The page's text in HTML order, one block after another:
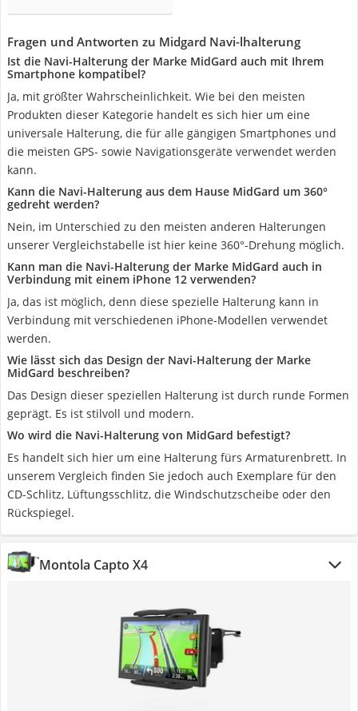
Fragen und Antworten zu Midgard Navi-lhalterung
Ist die Navi-Halterung der Marke MidGard auch mit Ihrem
Smartphone kompatibel?
Ja, mit größter Wahrscheinlichkeit. Wie bei den meisten
Produkten dieser Kategorie handelt es sich hier um eine
universale Halterung, die für alle gängigen Smartphones und
die meisten GPS- sowie Navigationsgeräte verwendet werden
kann.
Kann die Navi-Halterung aus dem Hause MidGard um 360°
gedreht werden?
Nein, im Unterschied zu den meisten anderen Halterungen
unserer Vergleichstabelle ist hier keine 360°-Drehung möglich.
Kann man die Navi-Halterung der Marke MidGard auch in
Verbindung mit einem iPhone 12 verwenden?
Ja, das ist möglich, denn diese spezielle Halterung kann in
Verbindung mit verschiedenen iPhone-Modellen verwendet
werden.
Wie lässt sich das Design der Navi-Halterung der Marke
MidGard beschreiben?
Das Design dieser speziellen Halterung ist durch runde Formen
geprägt. Es ist stilvoll und modern.
Wo wird die Navi-Halterung von MidGard befestigt?
Es handelt sich hier um eine Halterung fürs Armaturenbrett. In
unserem Vergleich finden Sie jedoch auch Exemplare für den
CD-Schlitz, Lüftungsschlitz, die Windschutzscheibe oder den
Rückspiegel.
Montola Capto X4